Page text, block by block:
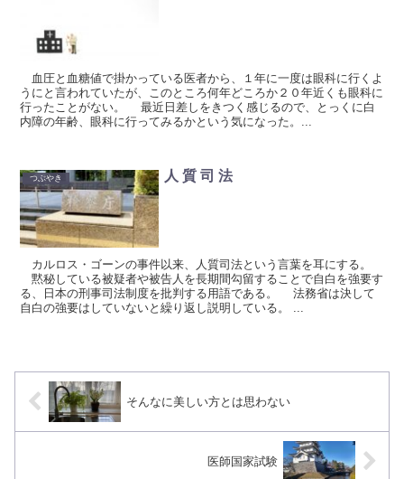
血圧と血糖値で掛かっている医者から、１年に一度は眼科に行くよ
うにと言われていたが、このところ何年どころか２０年近くも眼科に
行ったことがない。 最近日差しをきつく感じるので、とっくに白
内障の年齢、眼科に行ってみるかという気になった。...
つぶやき 人 質 司 法
カルロス・ゴーンの事件以来、人質司法という言葉を耳にする。
黙秘している被疑者や被告人を長期間勾留することで自白を強要す
る、日本の刑事司法制度を批判する用語である。 法務省は決して
自白の強要はしていないと繰り返し説明している。 ...
そんなに美しい方とは思わない
医師国家試験